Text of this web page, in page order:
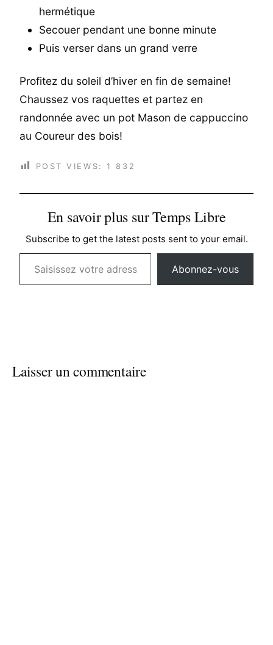
hermétique
Secouer pendant une bonne minute
Puis verser dans un grand verre
Profitez du soleil d’hiver en fin de semaine!
Chaussez vos raquettes et partez en
randonnée avec un pot Mason de cappuccino
au Coureur des bois!
POST VIEWS: 1 832
En savoir plus sur Temps Libre
Subscribe to get the latest posts sent to your email.
Saisissez votre adresse e-mail…
Abonnez-vous
Laisser un commentaire